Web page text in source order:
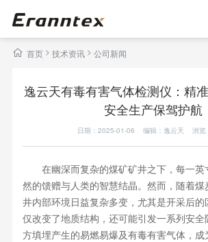
首页> 技术资讯 > 公司新闻
逸云天有毒有害气体检测仪：精
安全生产保驾护航
日期：2025-01-06 编辑：逸云天 浏览
在幽深而复杂的煤矿矿井之下，每一英
然的馈赠与人类的智慧结晶。然而，随着
井内部环境日益复杂多变，尤其是开采后
仅改变了地质结构，还可能引发一系列安
方填埋产生的易燃易爆及有毒有害气体，